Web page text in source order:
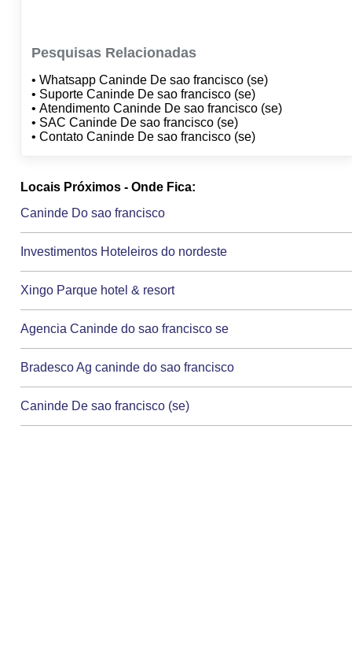
Pesquisas Relacionadas
• Whatsapp Caninde De sao francisco (se)
• Suporte Caninde De sao francisco (se)
• Atendimento Caninde De sao francisco (se)
• SAC Caninde De sao francisco (se)
• Contato Caninde De sao francisco (se)
Locais Próximos - Onde Fica:
Caninde Do sao francisco
Investimentos Hoteleiros do nordeste
Xingo Parque hotel & resort
Agencia Caninde do sao francisco se
Bradesco Ag caninde do sao francisco
Caninde De sao francisco (se)